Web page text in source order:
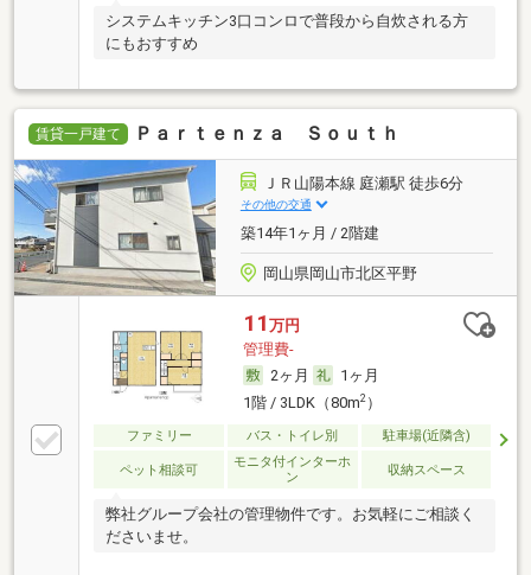
システムキッチン3口コンロで普段から自炊される方
にもおすすめ
賃貸一戸建て Ｐａｒｔｅｎｚａ Ｓｏｕｔｈ
ＪＲ山陽本線 庭瀬駅 徒歩6分
その他の交通
築14年1ヶ月 / 2階建
岡山県岡山市北区平野
11 万円
管理費-
2ヶ月
1ヶ月
1階 / 3LDK（80m2）
ファミリー バス・トイレ別 駐車場(近隣含)
ペット相談可
モニタ付インターホ
ン
収納スペース
弊社グループ会社の管理物件です。お気軽にご相談く
ださいませ。